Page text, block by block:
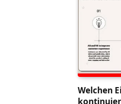
Welchen